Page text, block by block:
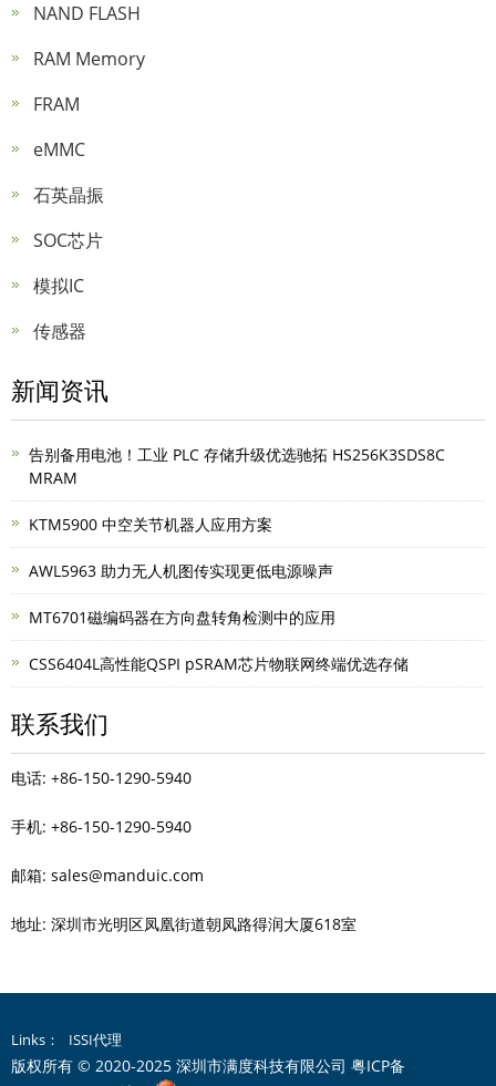
NAND FLASH
RAM Memory
FRAM
eMMC
石英晶振
SOC芯片
模拟IC
传感器
新闻资讯
告别备用电池！工业 PLC 存储升级优选驰拓 HS256K3SDS8C
MRAM
KTM5900 中空关节机器人应用方案
AWL5963 助力无人机图传实现更低电源噪声
MT6701磁编码器在方向盘转角检测中的应用
CSS6404L高性能QSPI pSRAM芯片物联网终端优选存储
联系我们
电话: +86-150-1290-5940
手机: +86-150-1290-5940
邮箱: sales@manduic.com
地址: 深圳市光明区凤凰街道朝凤路得润大厦618室
Links： ISSI代理
版权所有 © 2020-2025 深圳市满度科技有限公司 粤ICP备